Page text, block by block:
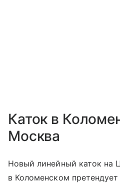
Каток в
Москва
Новый линейный каток на
в Коломенском претендует